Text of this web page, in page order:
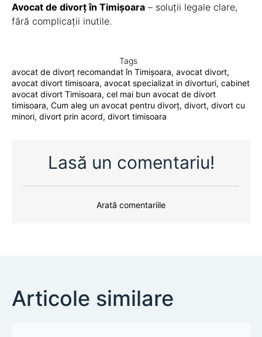
Avocat de divorț în Timișoara – soluții legale clare,
fără complicații inutile.
Tags
avocat de divorț recomandat în Timișoara, avocat divort,
avocat divort timisoara, avocat specializat in divorturi, cabinet
avocat divort Timisoara, cel mai bun avocat de divort
timisoara, Cum aleg un avocat pentru divorț, divort, divort cu
minori, divort prin acord, divort timisoara
Lasă un comentariu!
Arată comentariile
Articole similare